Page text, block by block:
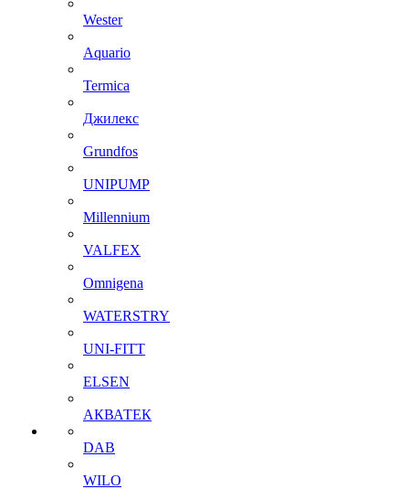
Wester
Aquario
Termica
Джилекс
Grundfos
UNIPUMP
Millennium
VALFEX
Omnigena
WATERSTRY
UNI-FITT
ELSEN
АКВАТЕК
DAB
WILO